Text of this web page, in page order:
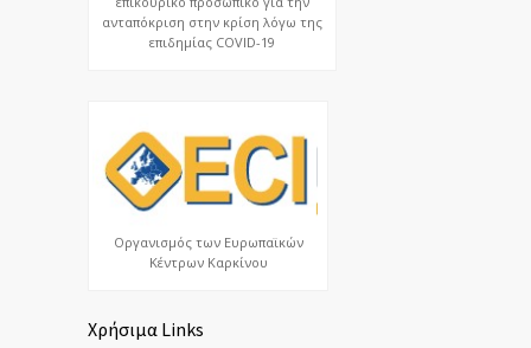
ανταπόκριση στην κρίση λόγω της
επιδημίας COVID-19
Οργανισμός των Ευρωπαϊκών
Κέντρων Καρκίνου
Χρήσιμα Links